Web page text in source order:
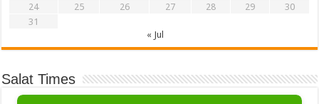
24
25 26 27 28 29
30
31
« Jul
Salat Times